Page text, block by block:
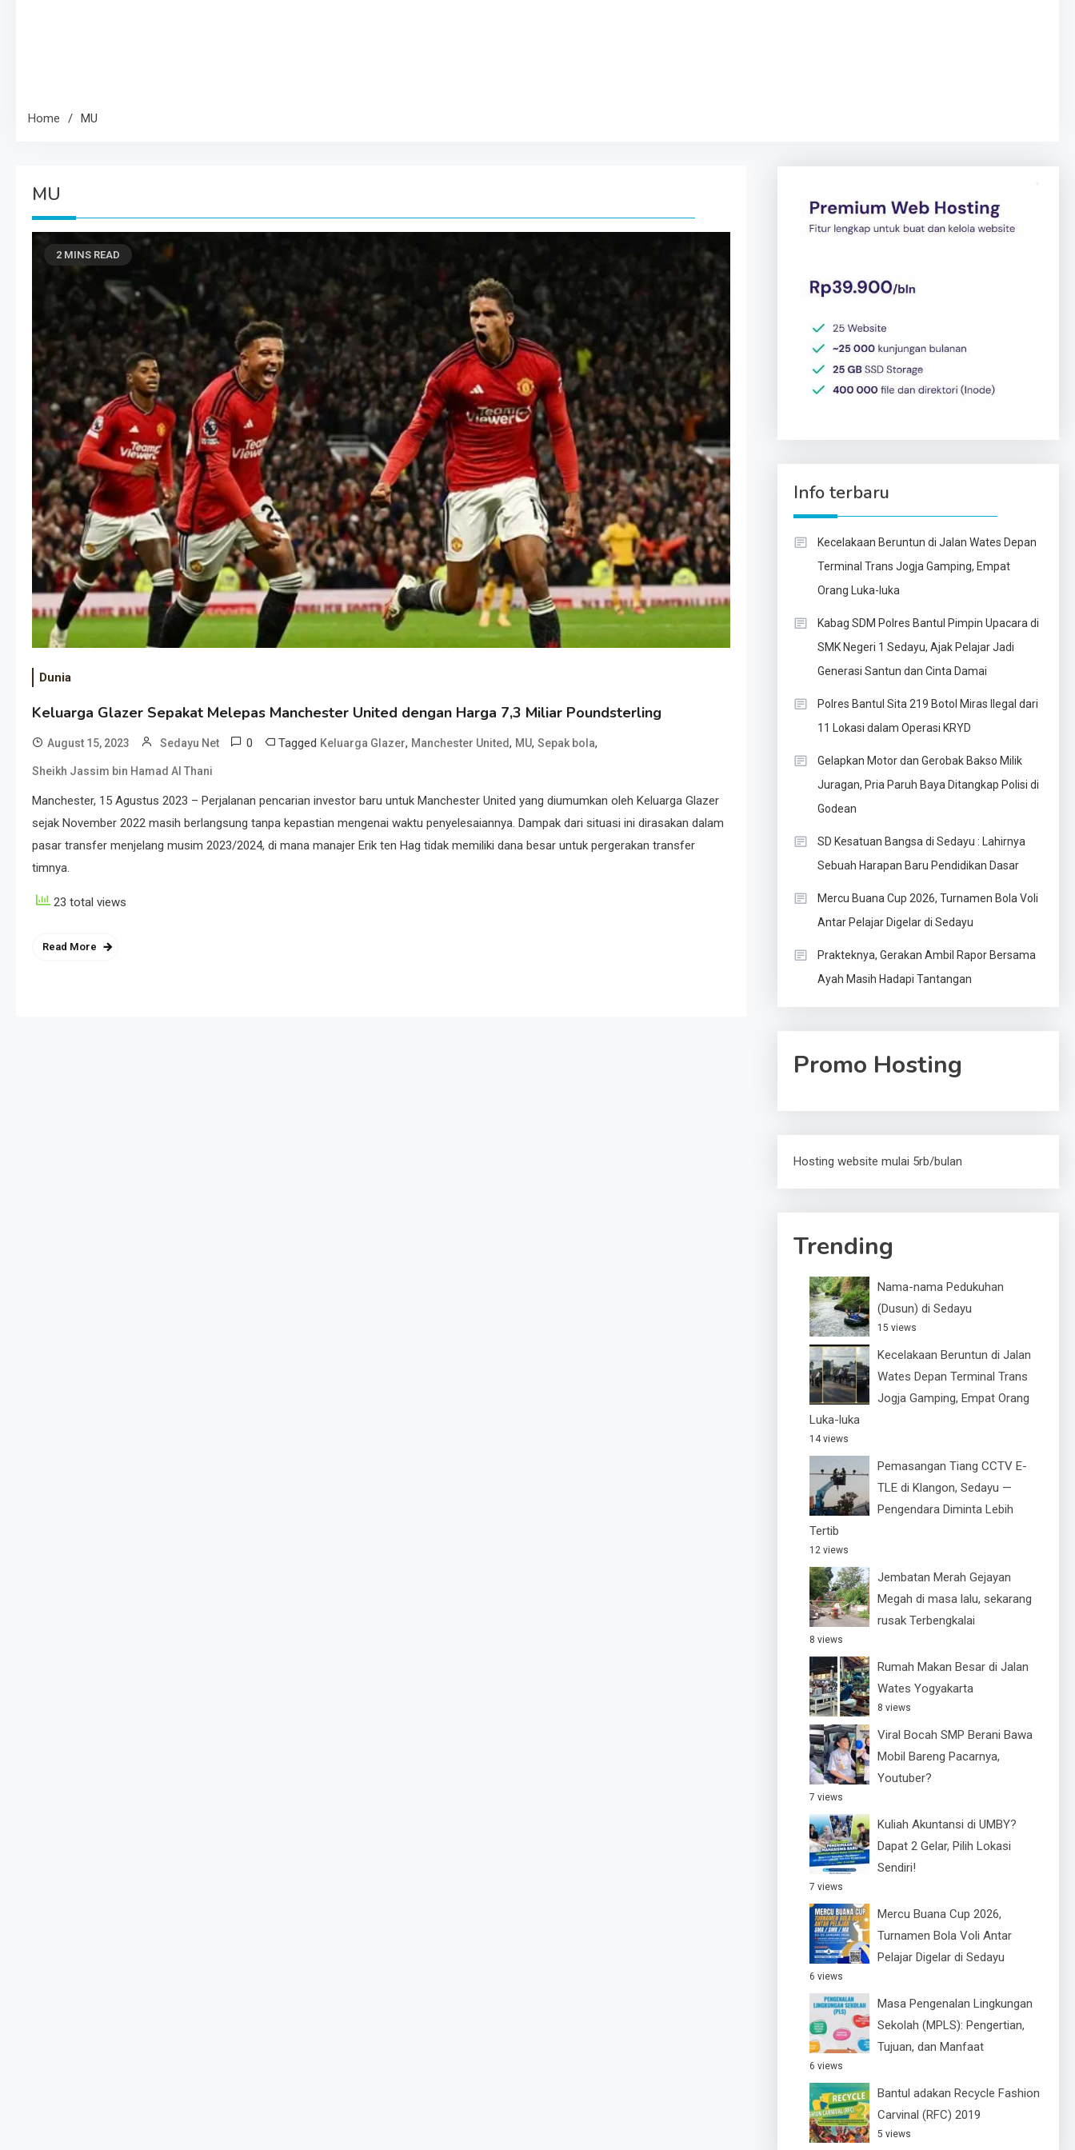
Home MU
MU
2 MINS READ
Dunia
Keluarga Glazer Sepakat Melepas Manchester United dengan Harga 7,3 Miliar Poundsterling
August 15, 2023 Sedayu Net 0 Tagged Keluarga Glazer, Manchester United, MU, Sepak bola,
Sheikh Jassim bin Hamad Al Thani
Manchester, 15 Agustus 2023 – Perjalanan pencarian investor baru untuk Manchester United yang diumumkan oleh Keluarga Glazer
sejak November 2022 masih berlangsung tanpa kepastian mengenai waktu penyelesaiannya. Dampak dari situasi ini dirasakan dalam
pasar transfer menjelang musim 2023/2024, di mana manajer Erik ten Hag tidak memiliki dana besar untuk pergerakan transfer
timnya.
23 total views
Read More
Info terbaru
Kecelakaan Beruntun di Jalan Wates Depan
Terminal Trans Jogja Gamping, Empat
Orang Luka-luka
Kabag SDM Polres Bantul Pimpin Upacara di
SMK Negeri 1 Sedayu, Ajak Pelajar Jadi
Generasi Santun dan Cinta Damai
Polres Bantul Sita 219 Botol Miras Ilegal dari
11 Lokasi dalam Operasi KRYD
Gelapkan Motor dan Gerobak Bakso Milik
Juragan, Pria Paruh Baya Ditangkap Polisi di
Godean
SD Kesatuan Bangsa di Sedayu : Lahirnya
Sebuah Harapan Baru Pendidikan Dasar
Mercu Buana Cup 2026, Turnamen Bola Voli
Antar Pelajar Digelar di Sedayu
Prakteknya, Gerakan Ambil Rapor Bersama
Ayah Masih Hadapi Tantangan
Promo Hosting
Hosting website mulai 5rb/bulan
Trending
Nama-nama Pedukuhan
(Dusun) di Sedayu
15 views
Kecelakaan Beruntun di Jalan
Wates Depan Terminal Trans
Jogja Gamping, Empat Orang
Luka-luka
14 views
Pemasangan Tiang CCTV E-
TLE di Klangon, Sedayu —
Pengendara Diminta Lebih
Tertib
12 views
Jembatan Merah Gejayan
Megah di masa lalu, sekarang
rusak Terbengkalai
8 views
Rumah Makan Besar di Jalan
Wates Yogyakarta
8 views
Viral Bocah SMP Berani Bawa
Mobil Bareng Pacarnya,
Youtuber?
7 views
Kuliah Akuntansi di UMBY?
Dapat 2 Gelar, Pilih Lokasi
Sendiri!
7 views
Mercu Buana Cup 2026,
Turnamen Bola Voli Antar
Pelajar Digelar di Sedayu
6 views
Masa Pengenalan Lingkungan
Sekolah (MPLS): Pengertian,
Tujuan, dan Manfaat
6 views
Bantul adakan Recycle Fashion
Carvinal (RFC) 2019
5 views